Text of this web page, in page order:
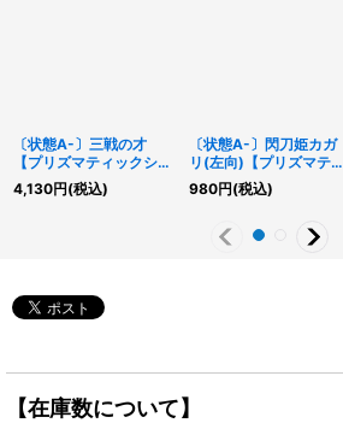
〔状態A-〕三戦の才
【プリズマティックシー
クレット】{ROTD-
JP062}《魔法》
4,130円(税込)
〔状態A-〕閃刀姫カガ
リ(左向)【プリズマティ
ックシークレット】
{PAC1-JP022}《リン
980円(税込)
【在庫数について】